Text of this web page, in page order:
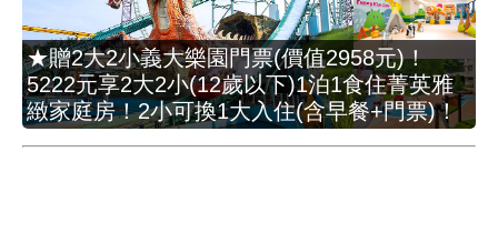
★贈2大2小義大樂園門票(價值2958元)！
5222元享2大2小(12歲以下)1泊1食住菁英雅
緻家庭房！2小可換1大入住(含早餐+門票)！